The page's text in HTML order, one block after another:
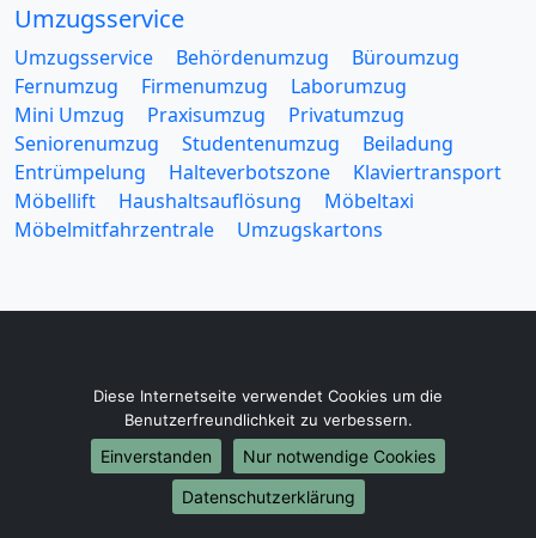
Umzugsservice
Umzugsservice Behördenumzug
Büroumzug
Fernumzug
Firmenumzug
Laborumzug
Mini Umzug
Praxisumzug
Privatumzug
Seniorenumzug
Studentenumzug
Beiladung
Entrümpelung
Halteverbotszone
Klaviertransport
Möbellift
Haushaltsauflösung
Möbeltaxi
Möbelmitfahrzentrale
Umzugskartons
Europa-Umzüge
Umzug von Heidelberg nach Belarus
Umzug von Heidelberg nach Belgien
Umzug von Heidelberg nach Bulgarien
Umzug von Heidelberg nach Dänemark
Diese Internetseite verwendet Cookies um die
Benutzerfreundlichkeit zu verbessern.
Einverstanden
Nur notwendige Cookies
Datenschutzerklärung